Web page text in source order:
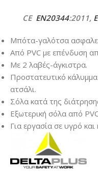
CE EN20344:2011,
Μπότα-γαλότσα
Από PVC με επένδυση
Με 2 λαβές-άγκιστρα.
Προστατευτικό
ατσάλι.
Σόλα κατά της
Εξωτερική σόλα από
Για εργασία σε υγρό